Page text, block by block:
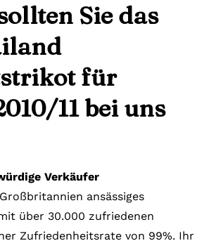
Sie das
für
11 bei uns
Verkäufer
ansässiges
über 30.000 zufriedenen
Zufriedenheitsrate von 99%. Ihr